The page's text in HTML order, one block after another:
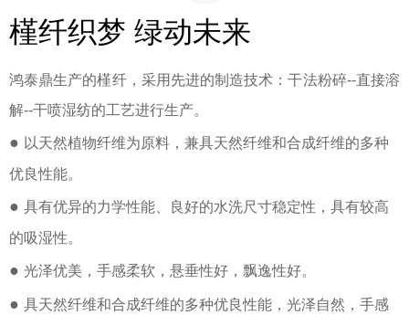
槿纤织梦 绿动未来
鸿泰鼎生产的槿纤， 采用先进的制造技术：干法粉碎--直接溶
解--干喷湿纺的工艺进行生产。
● 以天然植物纤维为原料，兼具天然纤维和合成纤维的多种
优良性能。
● 具有优异的力学性能、良好的水洗尺寸稳定性，具有较高
的吸湿性。
● 光泽优美，手感柔软，悬垂性好，飘逸性好。
● 具天然纤维和合成纤维的多种优良性能，光泽自然，手感